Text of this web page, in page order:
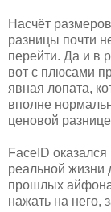
Насчёт
разницы почти
перейти. Да и в
вот с плюсами
явная лопата,
вполне
ценовой
FaceID
реальной жизни
прошлых
нажать на него,